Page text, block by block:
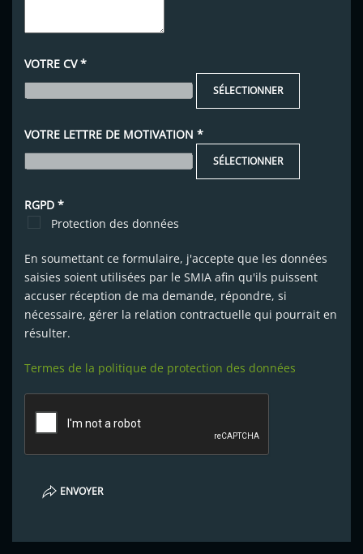
VOTRE CV*
SÉLECTIONNER
VOTRE LETTRE DE MOTIVATION *
SÉLECTIONNER
RGPD *
Protection des données
En soumettant ce formulaire, j'accepte que les données
saisies soient utilisées par le SMIA afin qu'ils puissent
accuser réception de ma demande, répondre, si
nécessaire, gérer la relation contractuelle qui pourrait en
résulter.
Termes de la politique de protection des données
ENVOYER